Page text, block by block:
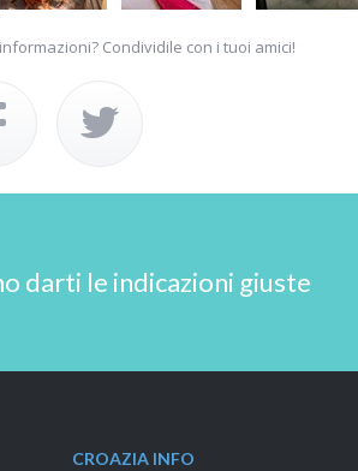
Condividile con i tuoi amici!
darti le indicazioni giuste
CROAZIA INFO